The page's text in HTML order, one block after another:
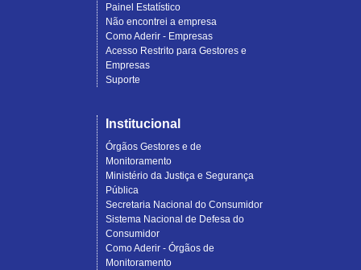
Painel Estatístico
Não encontrei a empresa
Como Aderir - Empresas
Acesso Restrito para Gestores e
Empresas
Suporte
Institucional
Órgãos Gestores e de
Monitoramento
Ministério da Justiça e Segurança
Pública
Secretaria Nacional do Consumidor
Sistema Nacional de Defesa do
Consumidor
Como Aderir - Órgãos de
Monitoramento